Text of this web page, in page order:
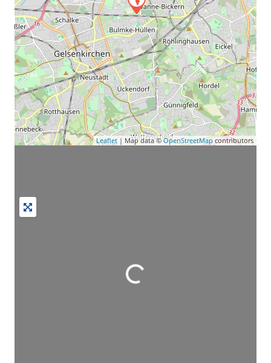
Leaflet | Map data ©OpenStreetMapcontributors
Wird geladen …